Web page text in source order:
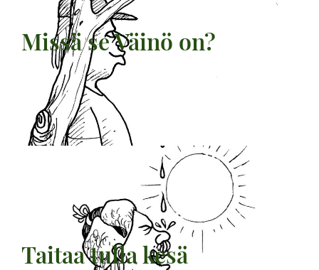
Missä se Väinö on?
Taitaa tulla kesä